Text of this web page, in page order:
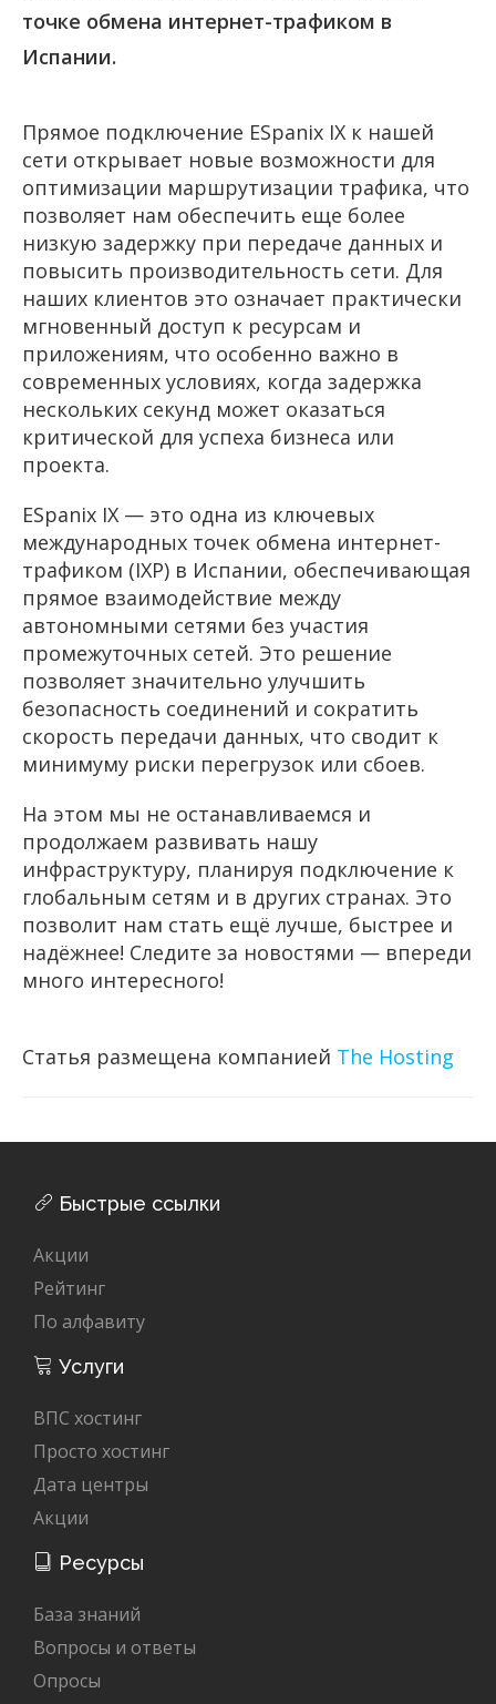
точке обмена интернет-трафиком в
Испании.
Прямое подключение ESpanix IX к нашей
сети открывает новые возможности для
оптимизации маршрутизации трафика, что
позволяет нам обеспечить еще более
низкую задержку при передаче данных и
повысить производительность сети. Для
наших клиентов это означает практически
мгновенный доступ к ресурсам и
приложениям, что особенно важно в
современных условиях, когда задержка
нескольких секунд может оказаться
критической для успеха бизнеса или
проекта.
ESpanix IX — это одна из ключевых
международных точек обмена интернет-
трафиком (IXP) в Испании, обеспечивающая
прямое взаимодействие между
автономными сетями без участия
промежуточных сетей. Это решение
позволяет значительно улучшить
безопасность соединений и сократить
скорость передачи данных, что сводит к
минимуму риски перегрузок или сбоев.
На этом мы не останавливаемся и
продолжаем развивать нашу
инфраструктуру, планируя подключение к
глобальным сетям и в других странах. Это
позволит нам стать ещё лучше, быстрее и
надёжнее! Следите за новостями — впереди
много интересного!
Статья размещена компанией The Hosting
Быстрые ссылки
Акции
Рейтинг
По алфавиту
Услуги
ВПС хостинг
Просто хостинг
Дата центры
Акции
Ресурсы
База знаний
Вопросы и ответы
Опросы